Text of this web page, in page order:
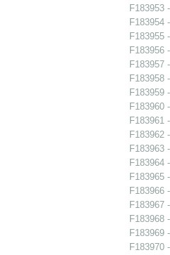
F183953
F183954
F183955
F183956
F183957
F183958
F183959
F183960
F183961
F183962
F183963
F183964
F183965
F183966
F183967
F183968
F183969
F183970